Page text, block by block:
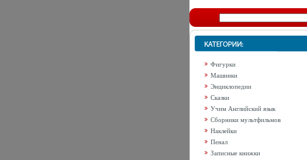
Фигурки
Машинки
Энциклопедии
Сказки
Учим Английский язык
Сборники мультфильмов
Наклейки
Пенал
Записные книжки